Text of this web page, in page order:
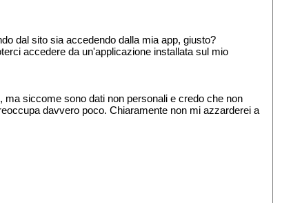
dal sito sia accedendo dalla mia app, giusto?
accedere da un'applicazione installata sul mio
siccome sono dati non personali e credo che non
davvero poco. Chiaramente non mi azzarderei a